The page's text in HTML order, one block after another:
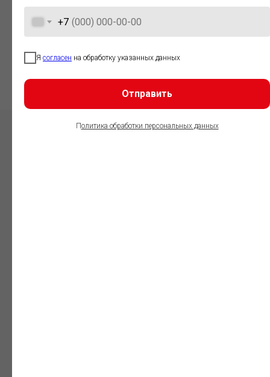
+7
Я согласен на обработку указанных данных
Отправить
Политика обработки персональных данных